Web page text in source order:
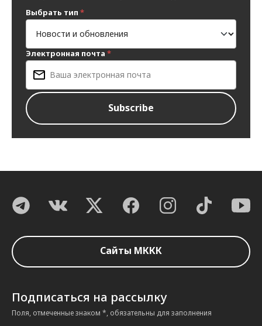
Выбрать тип *
Электронная почта *
Сайты МККК
Подписаться на рассылку
Поля, отмеченные знаком *, обязательны для заполнения